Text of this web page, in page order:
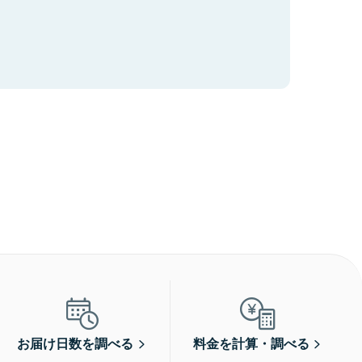
お届け日数を調べる 料金を計算・調べる